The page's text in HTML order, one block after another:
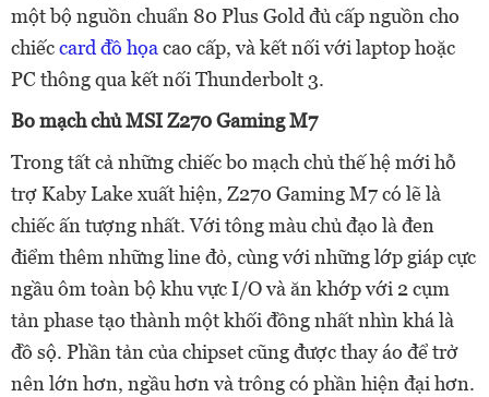
một bộ nguồn chuẩn 80 Plus Gold đủ cấp nguồn cho
chiếccard đồ họacao cấp, và kết nối với laptop hoặc
PC thông qua kết nối Thunderbolt 3.
Bo mạch chủ MSI Z270 Gaming M7
Trong tất cả những chiếc bo mạch chủ thế hệ mới hỗ
trợ Kaby Lake xuất hiện, Z270 Gaming M7 có lẽ là
chiếc ấn tượng nhất. Với tông màu chủ đạo là đen
điểm thêm những line đỏ, cùng với những lớp giáp cực
ngầu ôm toàn bộ khu vực I/O và ăn khớp với 2 cụm
tản phase tạo thành một khối đồng nhất nhìn khá là
đồ sộ. Phần tản của chipset cũng được thay áo để trở
nên lớn hơn, ngầu hơn và trông có phần hiện đại hơn.